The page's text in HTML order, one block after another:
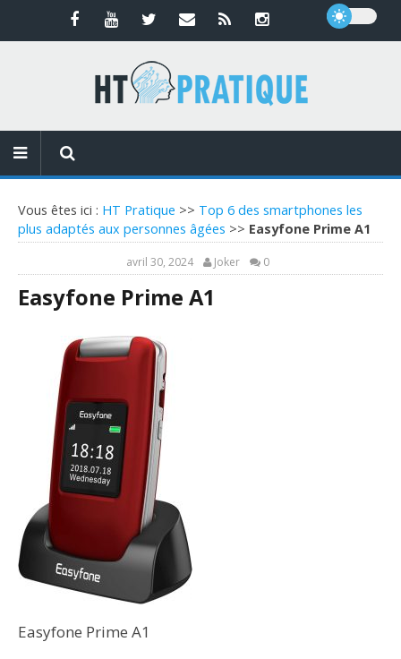
Vous êtes ici : HT Pratique >> Top 6 des smartphones les
plus adaptés aux personnes âgées >> Easyfone Prime A1
avril 30, 2024 Joker 0
Easyfone Prime A1
Easyfone Prime A1